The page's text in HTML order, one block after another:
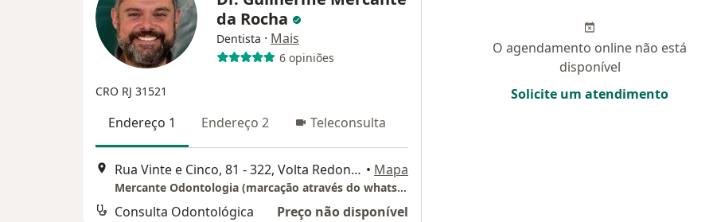
da Rocha
Dentista · Mais
6 opiniões
CRO RJ 31521
Endereço 1 Endereço 2 Teleconsulta
Rua Vinte e Cinco, 81 - 322, Volta Redonda • Mapa
Mercante Odontologia (marcação através do whatsapp)
Consulta Odontológica Preço não disponível
O agendamento online não está
disponível
Solicite um atendimento